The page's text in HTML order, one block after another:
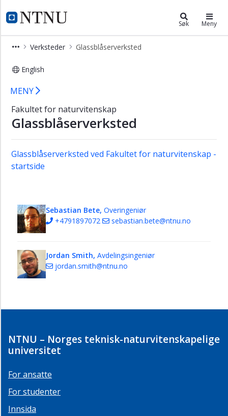
NTNU Hjemmeside
Fakultet for naturvitenskapSøk Meny
Verksteder Glassblåserverksted
English
Ansatte - Glassblåserverkstedet -
×
Fakultet
for
Ansatte
Forsknings-
og
innovasjonsseksjonen
Rådgivere/koordinatorer
Finmekanisk
verksted
Glassblåserverksted
Elektronikkverksted
Gunnerus
HR/HMS-
Stab
-
web
og
studentrekruttering
Utdanningsseksjonen
MENY
Fakultet for naturvitenskap
Glassblåserverksted
Glassblåserverksted ved Fakultet for naturvitenskap -
startside
Sebastian Bete, Overingeniør
+4791897072
sebastian.bete@ntnu.no
Jordan Smith, Avdelingsingeniør
jordan.smith@ntnu.no
NTNU – Norges teknisk-naturvitenskapelige
universitet
For ansatte
For studenter
Innsida